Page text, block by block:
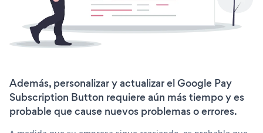
Además, personalizar y actualizar el Google Pay
Subscription Button requiere aún más tiempo y es
probable que cause nuevos problemas o errores.